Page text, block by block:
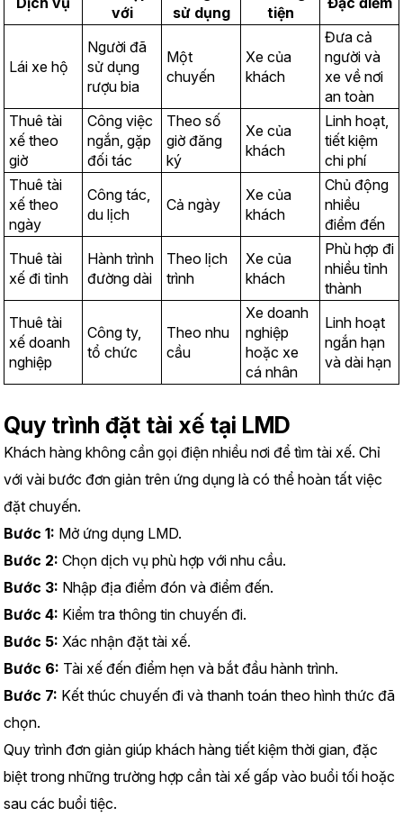
với
sử dụng
tiện
Lái xe hộ
Người đã
sử dụng
rượu bia
Một
chuyến
Xe của
khách
Đưa cả
người và
xe về nơi
an toàn
Thuê tài
xế theo
giờ
Công việc
ngắn, gặp
đối tác
Theo số
giờ đăng
ký
Xe của
khách
Linh hoạt,
tiết kiệm
chi phí
Thuê tài
xế theo
ngày
Công tác,
du lịch
Cả ngày
Xe của
khách
Chủ động
nhiều
điểm đến
Thuê tài
xế đi tỉnh
Hành trình
đường dài
Theo lịch
trình
Xe của
khách
Phù hợp đi
nhiều tỉnh
thành
Thuê tài
xế doanh
nghiệp
Công ty,
tổ chức
Theo nhu
cầu
Xe doanh
nghiệp
hoặc xe
cá nhân
Linh hoạt
ngắn hạn
và dài hạn
Quy trình đặt tài xế tại LMD
Khách hàng không cần gọi điện nhiều nơi để tìm tài xế. Chỉ
với vài bước đơn giản trên ứng dụng là có thể hoàn tất việc
đặt chuyến.
Bước 1: Mở ứng dụng LMD.
Bước 2: Chọn dịch vụ phù hợp với nhu cầu.
Bước 3: Nhập địa điểm đón và điểm đến.
Bước 4: Kiểm tra thông tin chuyến đi.
Bước 5: Xác nhận đặt tài xế.
Bước 6: Tài xế đến điểm hẹn và bắt đầu hành trình.
Bước 7: Kết thúc chuyến đi và thanh toán theo hình thức đã
chọn.
Quy trình đơn giản giúp khách hàng tiết kiệm thời gian, đặc
biệt trong những trường hợp cần tài xế gấp vào buổi tối hoặc
sau các buổi tiệc.